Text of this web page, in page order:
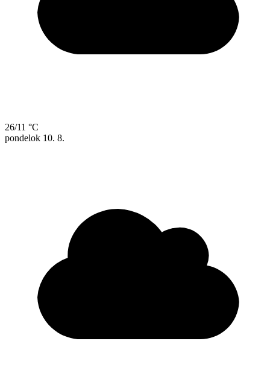
26/11 °C
pondelok 10. 8.